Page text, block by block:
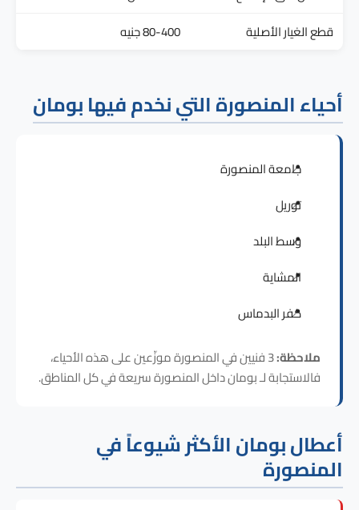
قطع الغيار الأصلية
80-400 جنيه
أحياء المنصورة التي نخدم فيها بومان
جامعة المنصورة
توريل
وسط البلد
المشاية
كفر البدماس
ملاحظة: 3 فنيين في المنصورة موزّعين على هذه الأحياء،
فالاستجابة لـ بومان داخل المنصورة سريعة في كل المناطق.
أعطال بومان الأكثر شيوعاً في
المنصورة